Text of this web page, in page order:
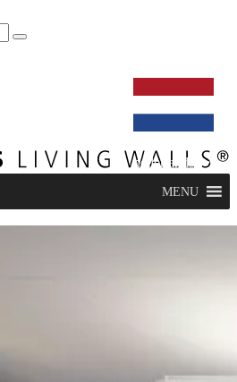
nederlands
MENU